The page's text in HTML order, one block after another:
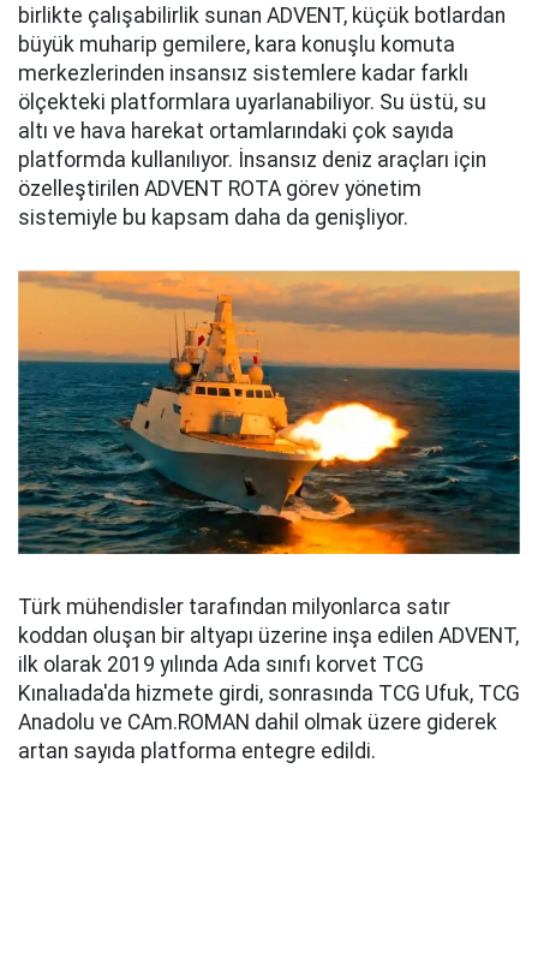
birlikte çalışabilirlik sunan ADVENT, küçük botlardan
büyük muharip gemilere, kara konuşlu komuta
merkezlerinden insansız sistemlere kadar farklı
ölçekteki platformlara uyarlanabiliyor. Su üstü, su
altı ve hava harekat ortamlarındaki çok sayıda
platformda kullanılıyor. İnsansız deniz araçları için
özelleştirilen ADVENT ROTA görev yönetim
sistemiyle bu kapsam daha da genişliyor.
Türk mühendisler tarafından milyonlarca satır
koddan oluşan bir altyapı üzerine inşa edilen ADVENT,
ilk olarak 2019 yılında Ada sınıfı korvet TCG
Kınalıada'da hizmete girdi, sonrasında TCG Ufuk, TCG
Anadolu ve CAm.ROMAN dahil olmak üzere giderek
artan sayıda platforma entegre edildi.